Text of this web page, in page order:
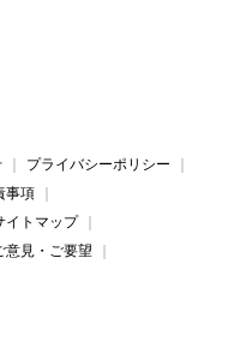
プライバシーポリシー
事項
イトマップ
意見・ご要望